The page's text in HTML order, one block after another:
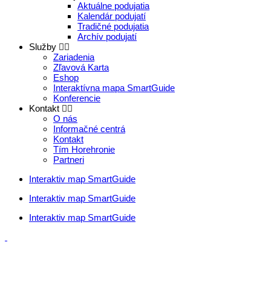
Aktuálne podujatia
Kalendár podujatí
Tradičné podujatia
Archív podujatí
Služby
Zariadenia
Zľavová Karta
Eshop
Interaktívna mapa SmartGuide
Konferencie
Kontakt
O nás
Informačné centrá
Kontakt
Tím Horehronie
Partneri
Interaktiv map SmartGuide
Interaktiv map SmartGuide
Interaktiv map SmartGuide